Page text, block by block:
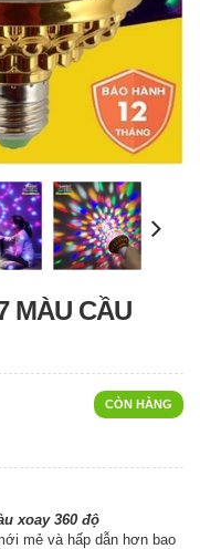
MÀU CẦU
CÒN HÀNG
xoay 360 độ
mẻ và hấp dẫn hơn bao